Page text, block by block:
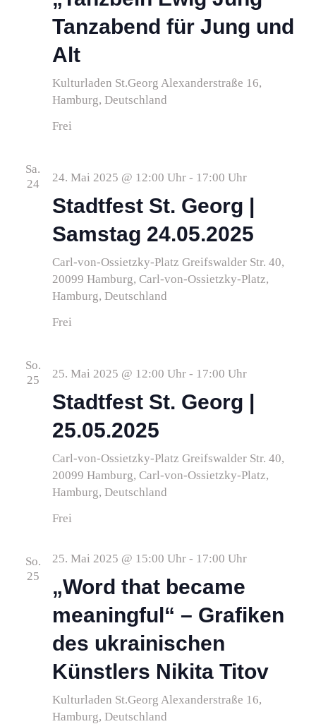
Tanzabend für Jung und
Alt
Kulturladen St.Georg Alexanderstraße 16,
Hamburg, Deutschland
Frei
Sa.
24
24. Mai 2025 @ 12:00 Uhr- 17:00 Uhr
Stadtfest St. Georg |
Samstag 24.05.2025
Carl-von-Ossietzky-Platz Greifswalder Str. 40,
20099 Hamburg, Carl-von-Ossietzky-Platz,
Hamburg, Deutschland
Frei
So.
25
25. Mai 2025 @ 12:00 Uhr- 17:00 Uhr
Stadtfest St. Georg |
25.05.2025
Carl-von-Ossietzky-Platz Greifswalder Str. 40,
20099 Hamburg, Carl-von-Ossietzky-Platz,
Hamburg, Deutschland
Frei
So.
25
25. Mai 2025 @ 15:00 Uhr- 17:00 Uhr
„Word that became
meaningful“ – Grafiken
des ukrainischen
Künstlers Nikita Titov
Kulturladen St.Georg Alexanderstraße 16,
Hamburg, Deutschland